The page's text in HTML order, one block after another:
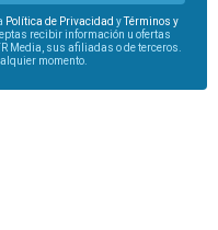
Política de Privacidad yTérminos y
recibir información u ofertas
Media, sus afiliadas o de terceros.
momento.